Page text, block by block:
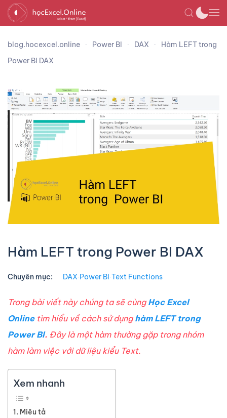
blog.hocexcel.online Power BI DAX
Hàm LEFT trong
Power BI DAX
Hàm LEFT trong Power BI DAX
Chuyên mục: DAX∙Power BI∙Text Functions
Trong bài viết này chúng ta sẽ cùng Học Excel
Onlinetìm hiểu về cách sử dụng hàm LEFT trong
Power BI. Đây là một hàm thường gặp trong nhóm
hàm làm việc với dữ liệu kiểu Text.
Xem nhanh
Miêu tả